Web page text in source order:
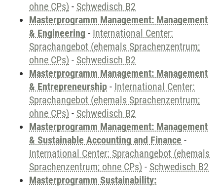
ohne CPs) - Schwedisch B2
Masterprogramm Management: Management
& Engineering - International Center:
Sprachangebot (ehemals Sprachenzentrum;
ohne CPs) - Schwedisch B2
Masterprogramm Management: Management
& Entrepreneurship - International Center:
Sprachangebot (ehemals Sprachenzentrum;
ohne CPs) - Schwedisch B2
Masterprogramm Management: Management
& Sustainable Accounting and Finance -
International Center: Sprachangebot (ehemals
Sprachenzentrum; ohne CPs) - Schwedisch B2
Masterprogramm Sustainability: